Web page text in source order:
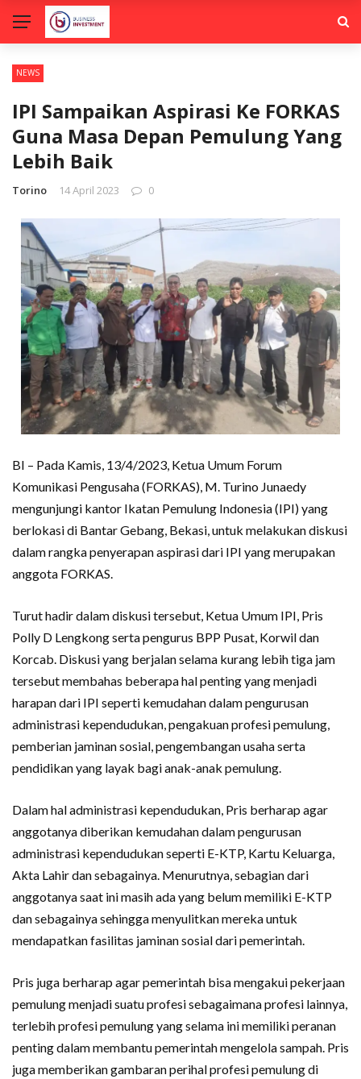
NEWS
IPI Sampaikan Aspirasi Ke FORKAS
Guna Masa Depan Pemulung Yang
Lebih Baik
Torino 14 April 2023 0
BI – Pada Kamis, 13/4/2023, Ketua Umum Forum
Komunikasi Pengusaha (FORKAS), M. Turino Junaedy
mengunjungi kantor Ikatan Pemulung Indonesia (IPI) yang
berlokasi di Bantar Gebang, Bekasi, untuk melakukan diskusi
dalam rangka penyerapan aspirasi dari IPI yang merupakan
anggota FORKAS.
Turut hadir dalam diskusi tersebut, Ketua Umum IPI, Pris
Polly D Lengkong serta pengurus BPP Pusat, Korwil dan
Korcab. Diskusi yang berjalan selama kurang lebih tiga jam
tersebut membahas beberapa hal penting yang menjadi
harapan dari IPI seperti kemudahan dalam pengurusan
administrasi kependudukan, pengakuan profesi pemulung,
pemberian jaminan sosial, pengembangan usaha serta
pendidikan yang layak bagi anak-anak pemulung.
Dalam hal administrasi kependudukan, Pris berharap agar
anggotanya diberikan kemudahan dalam pengurusan
administrasi kependudukan seperti E-KTP, Kartu Keluarga,
Akta Lahir dan sebagainya. Menurutnya, sebagian dari
anggotanya saat ini masih ada yang belum memiliki E-KTP
dan sebagainya sehingga menyulitkan mereka untuk
mendapatkan fasilitas jaminan sosial dari pemerintah.
Pris juga berharap agar pemerintah bisa mengakui pekerjaan
pemulung menjadi suatu profesi sebagaimana profesi lainnya,
terlebih profesi pemulung yang selama ini memiliki peranan
penting dalam membantu pemerintah mengelola sampah. Pris
juga memberikan gambaran perihal profesi pemulung di